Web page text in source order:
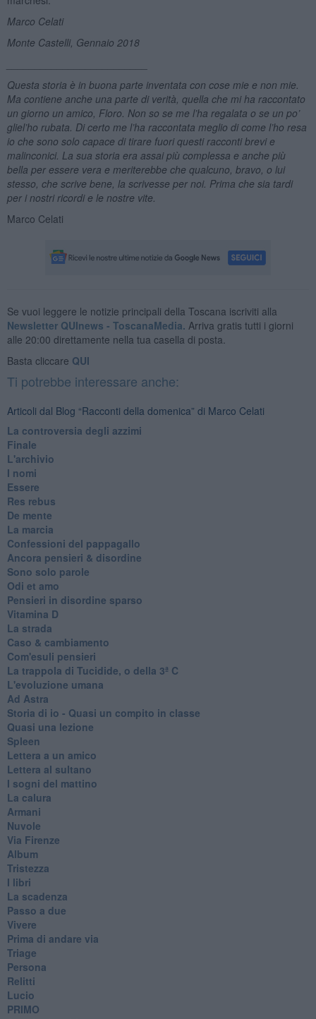
Marco Celati
Monte Castelli, Gennaio 2018
Questa storia è in buona parte inventata con cose mie e non mie.
Ma contiene anche una parte di verità , quella che mi ha raccontato
un giorno un amico, Floro. Non so se me l’ha regalata o se un po’
gliel’ho rubata. Di certo me l’ha raccontata meglio di come l’ho resa
io che sono solo capace di tirare fuori questi racconti brevi e
malinconici. La sua storia era assai più complessa e anche più
bella per essere vera e meriterebbe che qualcuno, bravo, o lui
stesso, che scrive bene, la scrivesse per noi. Prima che sia tardi
per i nostri ricordi e le nostre vite.
Marco Celati
Se vuoi leggere le notizie principali della Toscana iscriviti alla
Newsletter QUInews - ToscanaMedia. Arriva gratis tutti i giorni
alle 20:00 direttamente nella tua casella di posta.
Basta cliccare QUI
Ti potrebbe interessare anche:
Articoli dal Blog “Racconti della domenica” di Marco Celati
La controversia degli azzimi
Finale
L'archivio
I nomi
Essere
Res rebus
De mente
La marcia
Confessioni del pappagallo
Ancora pensieri & disordine
Sono solo parole
Odi et amo
Pensieri in disordine sparso
Vitamina D
La strada
Caso & cambiamento
Com'esuli pensieri
La trappola di Tucidide, o della 3ª C
L'evoluzione umana
Ad Astra
Storia di io - Quasi un compito in classe
Quasi una lezione
Spleen
Lettera a un amico
Lettera al sultano
I sogni del mattino
La calura
Armani
Nuvole
Via Firenze
Album
Tristezza
I libri
La scadenza
Passo a due
Vivere
Prima di andare via
Triage
Persona
Relitti
Lucio
PRIMO